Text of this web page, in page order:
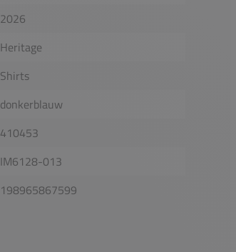
2026
Heritage
Shirts
donkerblauw
410453
IM6128-013
198965867599